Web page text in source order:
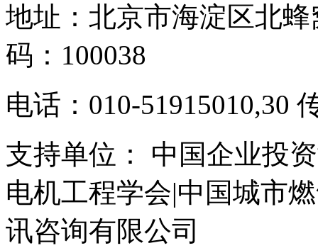
地址：北京市海淀区北
码：100038
电话：010-51915010,30
支持单位： 中国企业投
电机工程学会|中国城市
讯咨询有限公司